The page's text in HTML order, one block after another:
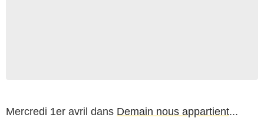
Mercredi 1er avril dans Demain nous appartient...